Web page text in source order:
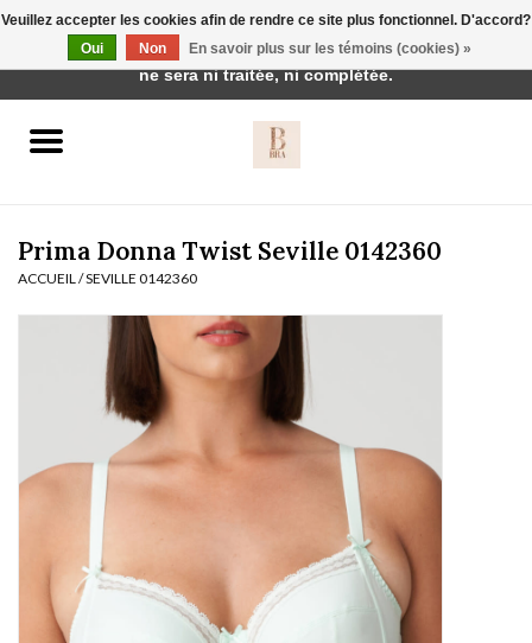
vêtements de nuit
Lingerie-accessoires
Prima Donna Twist Seville 0142360
ACCUEIL /SEVILLE 0142360
Veuillez accepter les cookies afin de rendre ce site plus fonctionnel. D'accord?
Oui
Non En savoir plus sur les témoins (cookies) »
Cette boutique est en construction. Toute commande passée
ne sera ni traitée, ni complétée.